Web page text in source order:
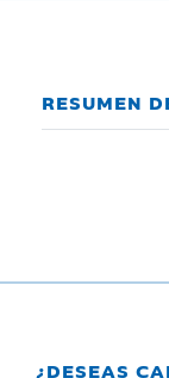
RESUMEN
¿DESEAS